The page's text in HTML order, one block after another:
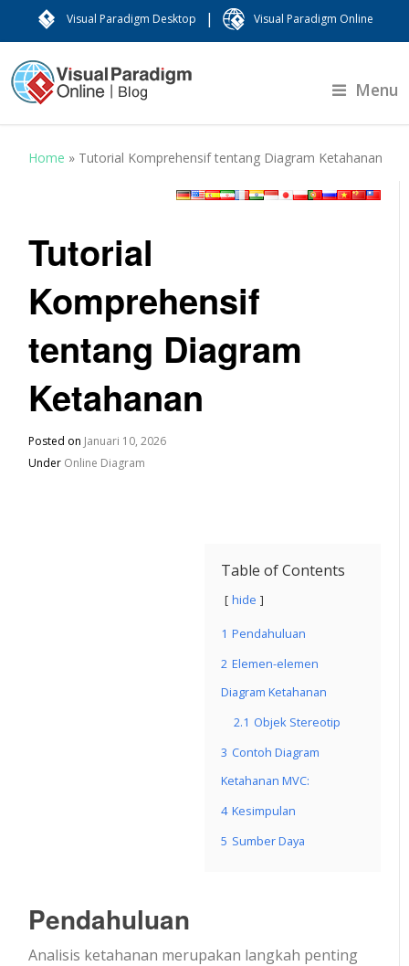
Visual Paradigm Desktop | Visual Paradigm Online
Menu
Home » Tutorial Komprehensif tentang Diagram Ketahanan
Tutorial
Komprehensif
tentang Diagram
Ketahanan
Posted on Januari 10, 2026
Under Online Diagram
Table of Contents
hide
1 Pendahuluan
2 Elemen-elemen
Diagram Ketahanan
2.1 Objek Stereotip
3 Contoh Diagram
Ketahanan MVC:
4 Kesimpulan
5 Sumber Daya
Pendahuluan
Analisis ketahanan merupakan langkah penting